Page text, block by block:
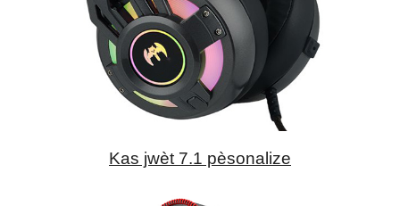
Kas jwèt 7.1 pèsonalize